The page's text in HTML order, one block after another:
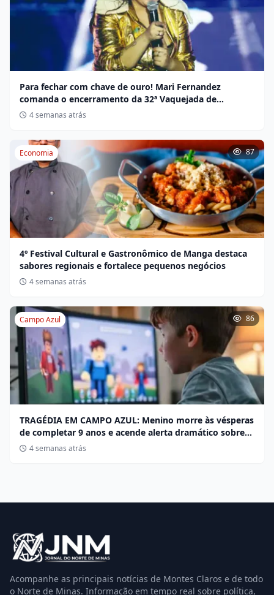
Para fechar com chave de ouro! Mari Fernandez
comanda o encerramento da 32ª Vaquejada de
Miravânia hoje
4 semanas atrás
Economia 87
4º Festival Cultural e Gastronômico de Manga destaca
sabores regionais e fortalece pequenos negócios
4 semanas atrás
Campo Azul 86
TRAGÉDIA EM CAMPO AZUL: Menino morre às vésperas
de completar 9 anos e acende alerta dramático sobre
desafios no Roblox
4 semanas atrás
Acompanhe as principais notícias de Montes Claros e de todo
o Norte de Minas. Informação em tempo real sobre política,